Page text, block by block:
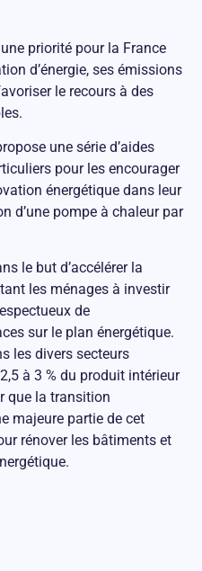
priorité pour la France
d’énergie, ses émissions
le recours à des
une série d’aides
pour les encourager
énergétique dans leur
d’une pompe à chaleur par
le but d’accélérer la
les ménages à investir
de
sur le plan énergétique.
les divers secteurs
à 3 % du produit intérieur
que la transition
majeure partie de cet
rénover les bâtiments et